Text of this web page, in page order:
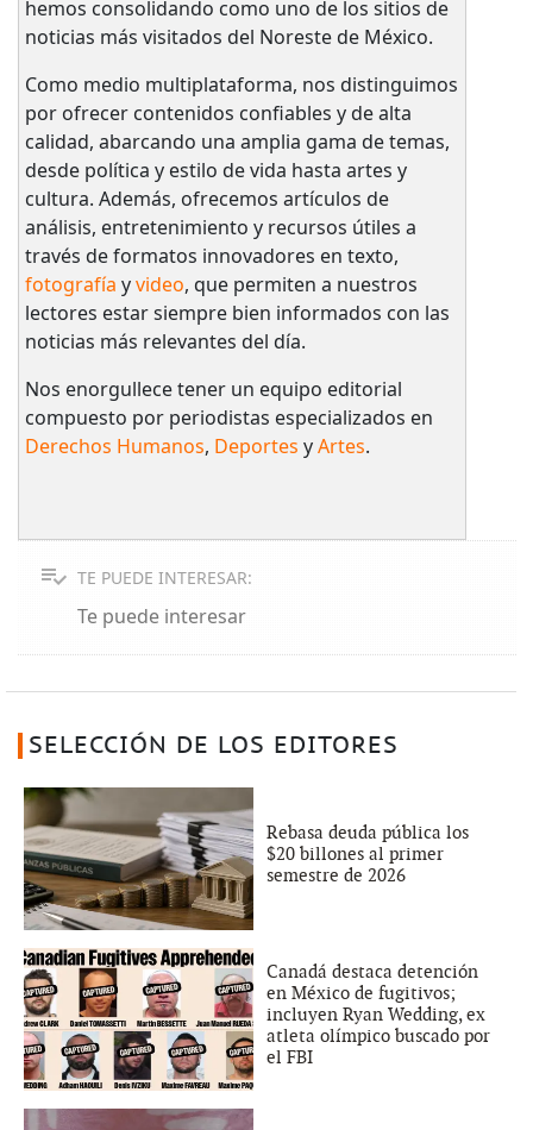
hemos consolidando como uno de los sitios de
noticias más visitados del Noreste de México.
Como medio multiplataforma, nos distinguimos
por ofrecer contenidos confiables y de alta
calidad, abarcando una amplia gama de temas,
desde política y estilo de vida hasta artes y
cultura. Además, ofrecemos artículos de
análisis, entretenimiento y recursos útiles a
través de formatos innovadores en texto,
fotografía yvideo, que permiten a nuestros
lectores estar siempre bien informados con las
noticias más relevantes del día.
Nos enorgullece tener un equipo editorial
compuesto por periodistas especializados en
Derechos Humanos, Deportes yArtes.
TE PUEDE INTERESAR:
Te puede interesar
SELECCIÓN DE LOS EDITORES
Rebasa deuda pública los
$20 billones al primer
semestre de 2026
Canadá destaca detención
en México de fugitivos;
incluyen Ryan Wedding, ex
atleta olímpico buscado por
el FBI